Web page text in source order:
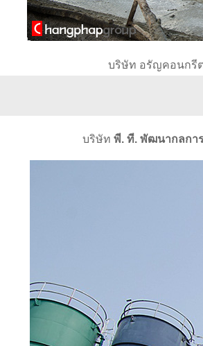
บริษัท อรัญคอนกรีต
บริษัท พี. ที. พัฒนากลกา